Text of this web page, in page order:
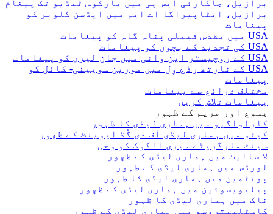
برازیل، جاکارئی ایس پی میں مارکوس ٹیڈیو تک پیغام
برازیل، ایٹاپیراگا اے ایم میں ایڈسن گلوبر کو
پیغامات
USA میں مقدس فیملی پناہ گاہ کو پیغامات
USA کی تجدید کے بچوں کو پیغامات
USA کے روچیسٹر این وائی میں جان لیری کو پیغامات
USA کے نارتھ رڈج وِل میں مورین سویینی- کائل کو
پیغامات
مختلف ذرائع سے پیغامات
پیغامات تلاش کریں
یسوع اور مریم کے ظہور
کاراواگیو میں ہماری لیڈی کا ظہور
کیٹو میں ہماری لیڈی آف دی گُڈ ایوینٹ کے ظهور
سینٹ مارگریٹے میری الکوک کو وحی
لا سالیٹ میں ہماری لیڈی کے ظهور
لورڈس میں ہماری لیڈی کے ظہور
پونٹمین میں ہماری لیڈی کا ظہور
پیلیویسوئین میں ہماری لیڈی کے ظهور
ناک میں ہماری لیڈی کا ظہور
کاسٹلپیتروسو میں ہماری لیڈی کے ظہور